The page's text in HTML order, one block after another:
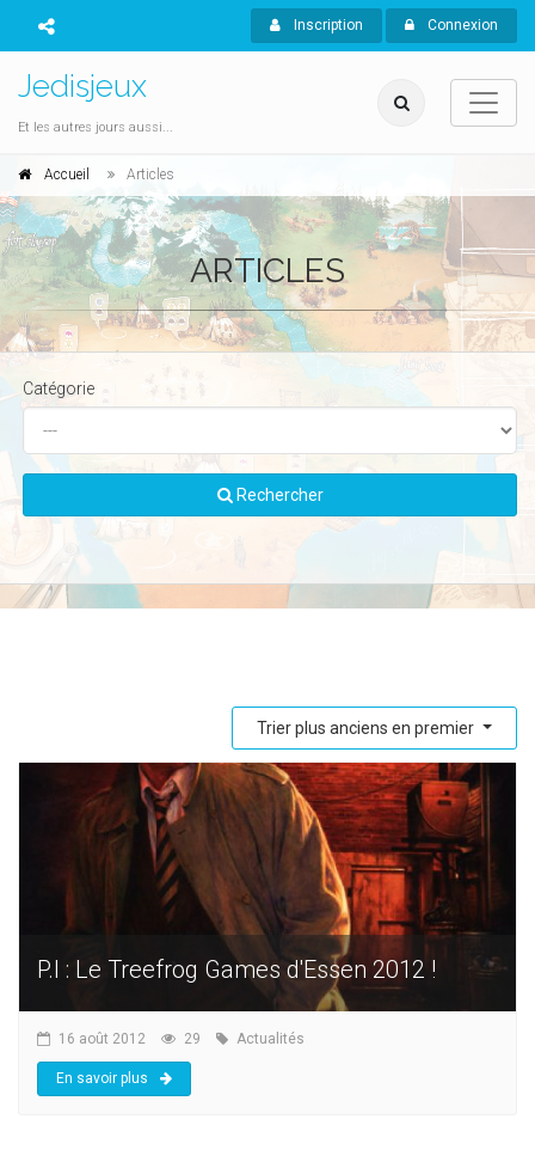
Inscription Connexion
Jedisjeux
Et les autres jours aussi...
Accueil Articles
ARTICLES
Catégorie
Rechercher
Trier plus anciens en premier
P.I : Le Treefrog Games d'Essen 2012 !
16 août 2012 29 Actualités
En savoir plus